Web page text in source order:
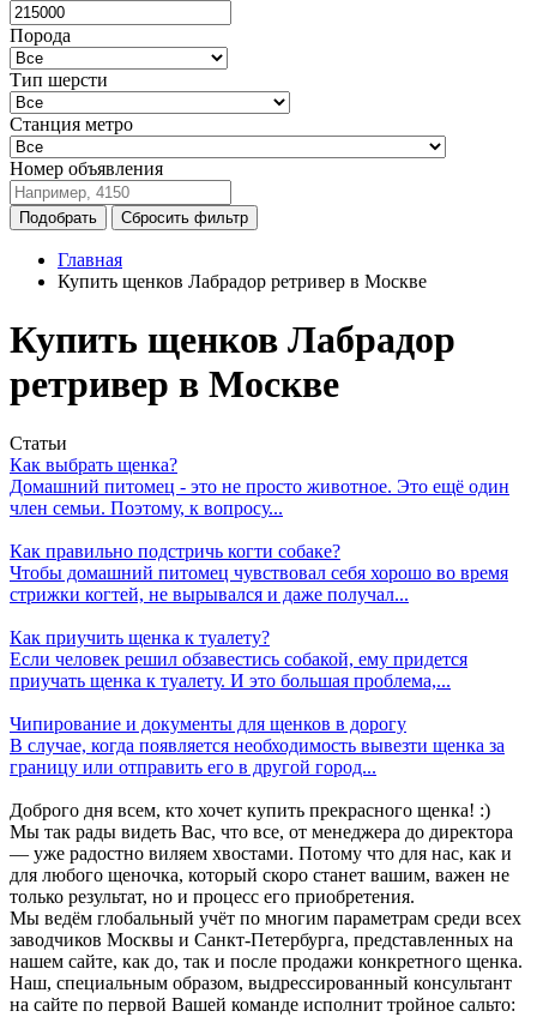
Порода
Тип шерсти
Станция метро
Номер объявления
Главная
Купить щенков Лабрадор ретривер в Москве
Купить щенков Лабрадор
ретривер в Москве
Статьи
Как выбрать щенка?
Домашний питомец - это не просто животное. Это ещё один
член семьи. Поэтому, к вопросу...
Как правильно подстричь когти собаке?
Чтобы домашний питомец чувствовал себя хорошо во время
стрижки когтей, не вырывался и даже получал...
Как приучить щенка к туалету?
Если человек решил обзавестись собакой, ему придется
приучать щенка к туалету. И это большая проблема,...
Чипирование и документы для щенков в дорогу
В случае, когда появляется необходимость вывезти щенка за
границу или отправить его в другой город...
Доброго дня всем, кто хочет купить прекрасного щенка! :)
Мы так рады видеть Вас, что все, от менеджера до директора
— уже радостно виляем хвостами. Потому что для нас, как и
для любого щеночка, который скоро станет вашим, важен не
только результат, но и процесс его приобретения.
Мы ведём глобальный учёт по многим параметрам среди всех
заводчиков Москвы и Санкт-Петербурга, представленных на
нашем сайте, как до, так и после продажи конкретного щенка.
Наш, специальным образом, выдрессированный консультант
на сайте по первой Вашей команде исполнит тройное сальто: